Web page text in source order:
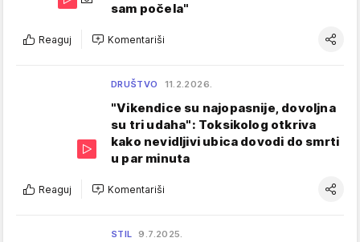
sam počela"
Reaguj Komentariši
DRUŠTVO 11.2.2026.
"Vikendice su najopasnije, dovoljna
su tri udaha": Toksikolog otkriva
kako nevidljivi ubica dovodi do smrti
u par minuta
Reaguj Komentariši
STIL 9.7.2025.